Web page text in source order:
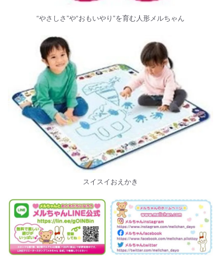
“やさしさ”や“おもいやり”を育む人形メルちゃん
スイスイおえかき